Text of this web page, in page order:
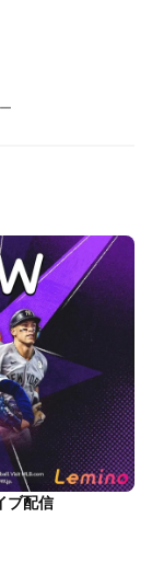
ブ配信